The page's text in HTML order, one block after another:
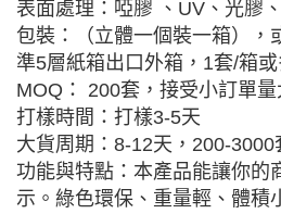
表面處理：啞膠 、UV、光膠
包裝：（立體一個裝一箱），
準5層紙箱出口外箱，1套/箱
MOQ： 200套，接受小訂單量
打樣時間：打樣3-5天
大貨周期：8-12天，200-3000
功能與特點：本產品能讓你的
示。綠色環保、重量輕、體積